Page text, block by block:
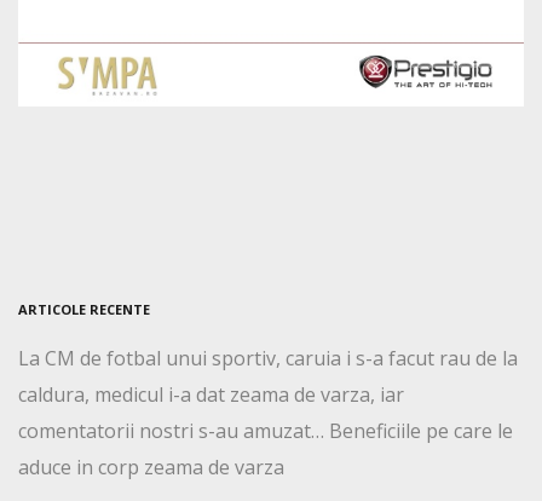
ARTICOLE RECENTE
La CM de fotbal unui sportiv, caruia i s-a facut rau de la
caldura, medicul i-a dat zeama de varza, iar
comentatorii nostri s-au amuzat… Beneficiile pe care le
aduce in corp zeama de varza